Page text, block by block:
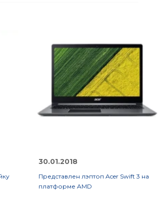
30.01.2018
Представлен лэптоп Acer Swift 3 на
платформе AMD